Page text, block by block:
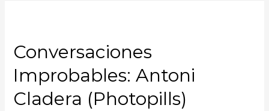
Conversaciones
Improbables: Antoni
Cladera (Photopills)